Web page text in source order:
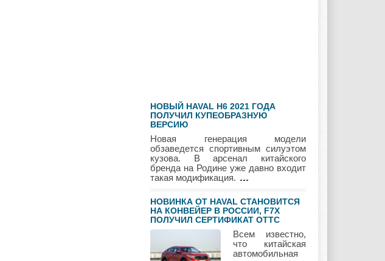
Jaguar Jeep
Lada Lamborghini Lancia
Land Rover Lifan Lexus
НОВЫЙ HAVAL H6 2021 ГОДА
ПОЛУЧИЛ КУПЕОБРАЗНУЮ
ВЕРСИЮ
Новая генерация модели
обзаведется спортивным силуэтом
кузова. В арсенал китайского
бренда на Родине уже давно входит
такая модификация.
НОВИНКА ОТ HAVAL СТАНОВИТСЯ
НА КОНВЕЙЕР В РОССИИ, F7Х
ПОЛУЧИЛ СЕРТИФИКАТ ОТТС
Всем известно,
что китайская
автомобильная